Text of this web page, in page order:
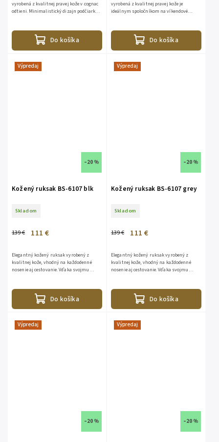
Do košíka
vyrobená z kvalitnej pravej kože v cognac
odtieni. Minimalistický dizajn podčiarkuje
Do košíka
vyrobená z kvalitnej pravej kože je
ideálnym spoločníkom na víkendové
Výpredaj
–20 %
Kožený ruksak BS-6107 blk
Skladom
139 € 111 €
Do košíka
Elegantný kožený ruksak vyrobený z
kvalitnej kože, vhodný na každodenné
nosenie aj cestovanie. Vďaka svojmu
Výpredaj
–20 %
Kožený ruksak BS-6107 grey
Skladom
139 € 111 €
Do košíka
Elegantný kožený ruksak vyrobený z
kvalitnej kože, vhodný na každodenné
nosenie aj cestovanie. Vďaka svojmu
Výpredaj
–20 %
Výpredaj
–20 %